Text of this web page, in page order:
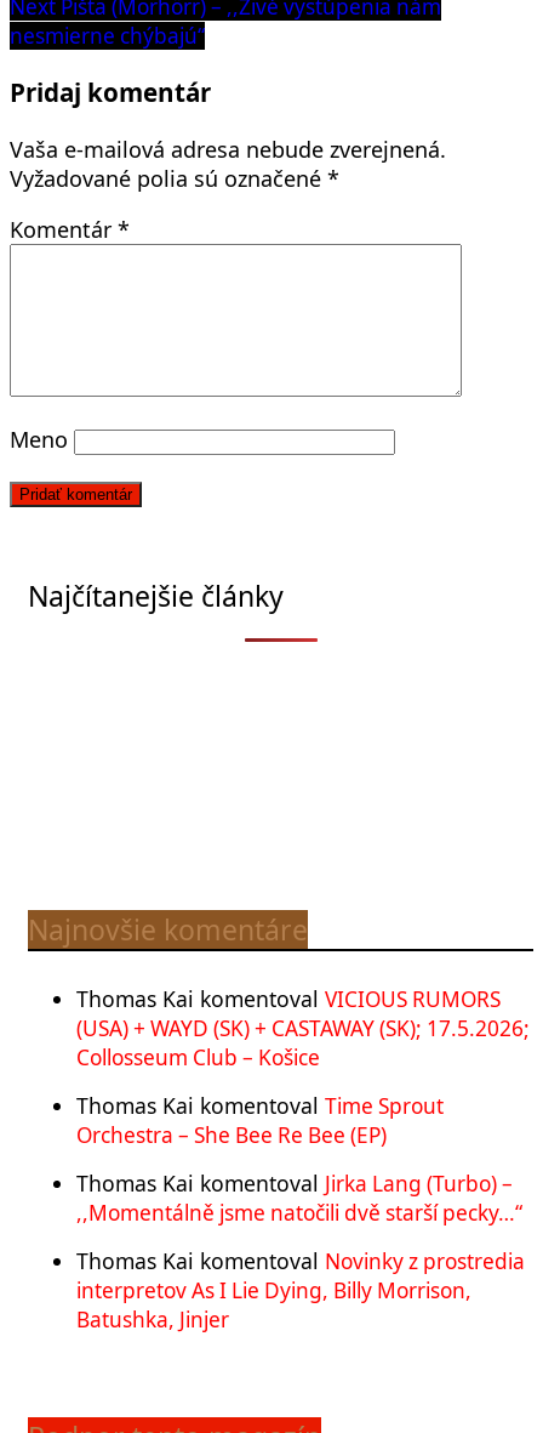
článku
Next
post:
Pišta (Morhörr) – ,,Živé vystúpenia nám
nesmierne chýbajú“
Pridaj komentár
Vaša e-mailová adresa nebude zverejnená.
Vyžadované polia sú označené *
Komentár *
Meno
Najčítanejšie články
Najnovšie komentáre
Thomas Kai komentoval VICIOUS RUMORS
(USA) + WAYD (SK) + CASTAWAY (SK); 17.5.2026;
Collosseum Club – Košice
Thomas Kai komentoval Time Sprout
Orchestra – She Bee Re Bee (EP)
Thomas Kai komentoval Jirka Lang (Turbo) –
,,Momentálně jsme natočili dvě starší pecky…“
Thomas Kai komentoval Novinky z prostredia
interpretov As I Lie Dying, Billy Morrison,
Batushka, Jinjer